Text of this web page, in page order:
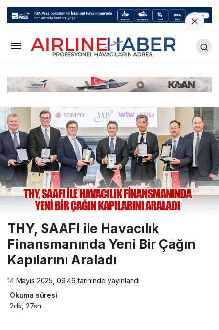
THY, SAAFI ile Havacılık
Finansmanında Yeni Bir Çağın
Kapılarını Araladı
14 Mayıs 2025, 09:46 tarihinde yayınlandı
Okuma süresi
2dk, 27sn